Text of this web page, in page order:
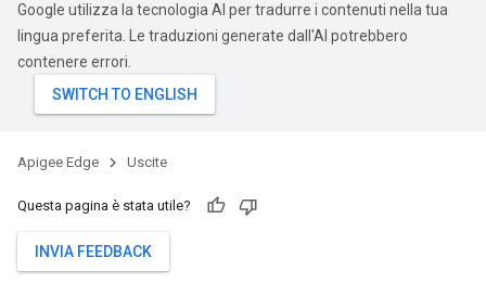
Google utilizza la tecnologia AI per tradurre i contenuti nella tua
lingua preferita. Le traduzioni generate dall'AI potrebbero
contenere errori.
Apigee Edge Uscite
Questa pagina è stata utile?
INVIA FEEDBACK